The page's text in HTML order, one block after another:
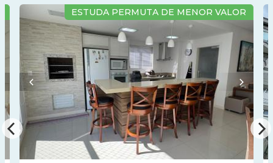
ESTUDA PERMUTA DE MENOR VALOR